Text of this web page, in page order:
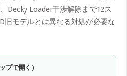
Decky Loader干渉解除まで12ス
旧モデルとは異なる対処が必要な
プで開く）